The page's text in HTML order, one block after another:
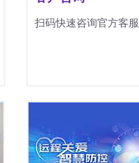
扫码快速咨询官方客服